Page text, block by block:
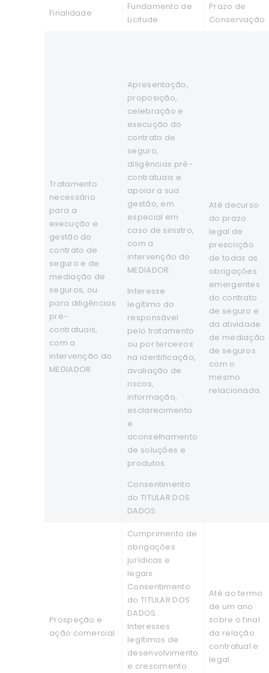
Finalidade
Fundamento de
Licitude
Prazo de
Conservação
Tratamento
necessário
para a
execução e
gestão do
contrato de
seguro e de
mediação de
seguros, ou
para diligências
pré-
contratuais,
com a
intervenção do
MEDIADOR.
Apresentação,
proposição,
celebração e
execução do
contrato de
seguro,
diligências pré-
contratuais e
apoiar a sua
gestão, em
especial em
caso de sinistro,
com a
intervenção do
MEDIADOR.
Interesse
legítimo do
responsável
pelo tratamento
ou por terceiros
na identificação,
avaliação de
riscos,
informação,
esclarecimento
e
aconselhamento
de soluções e
produtos.
Consentimento
do TITULAR DOS
DADOS.
Até decurso
do prazo
legal de
prescrição
de todas as
obrigações
emergentes
do contrato
de seguro e
da atividade
de mediação
de seguros
com o
mesmo
relacionada.
Prospeção e
ação comercial
Cumprimento de
obrigações
jurídicas e
legais.
Consentimento
do TITULAR DOS
DADOS.
Interesses
legítimos de
desenvolvimento
e crescimento
Até ao termo
de um ano
sobre o final
da relação
contratual e
legal.